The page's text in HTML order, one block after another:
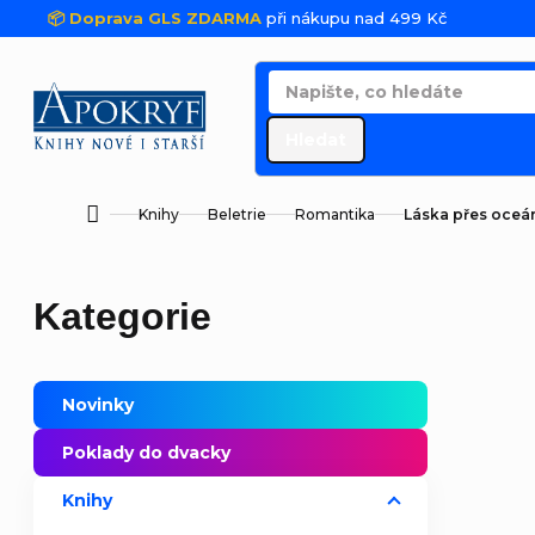
Přejít na obsah
📦 Doprava GLS ZDARMA při nákupu nad 499 Kč
DomůKnihy Beletrie Romantika Láska přes
Přeskočit kategorie
Kategorie
Novinky
Poklady do dvacky
Knihy